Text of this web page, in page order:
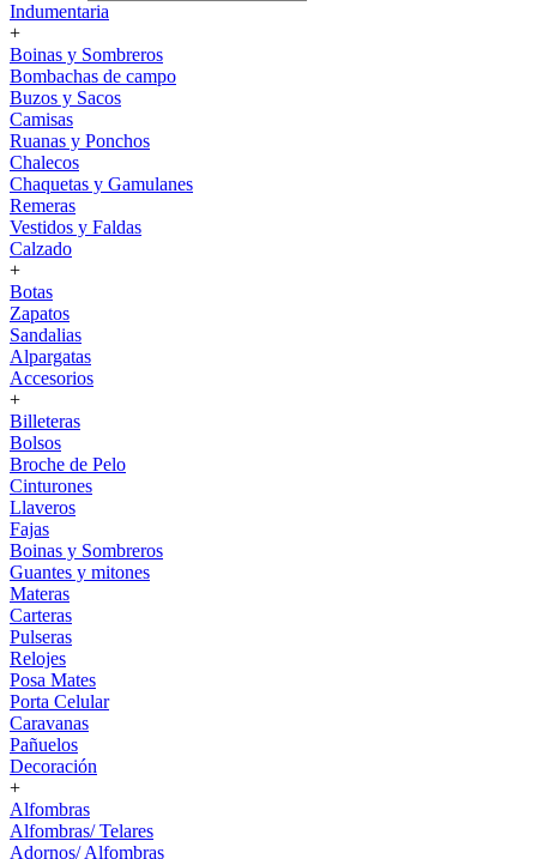
Indumentaria
+
Boinas y Sombreros
Bombachas de campo
Buzos y Sacos
Camisas
Ruanas y Ponchos
Chalecos
Chaquetas y Gamulanes
Remeras
Vestidos y Faldas
Calzado
+
Botas
Zapatos
Sandalias
Alpargatas
Accesorios
+
Billeteras
Bolsos
Broche de Pelo
Cinturones
Llaveros
Fajas
Boinas y Sombreros
Guantes y mitones
Materas
Carteras
Pulseras
Relojes
Posa Mates
Porta Celular
Caravanas
Pañuelos
Decoración
+
Alfombras
Alfombras/ Telares
Adornos/ Alfombras